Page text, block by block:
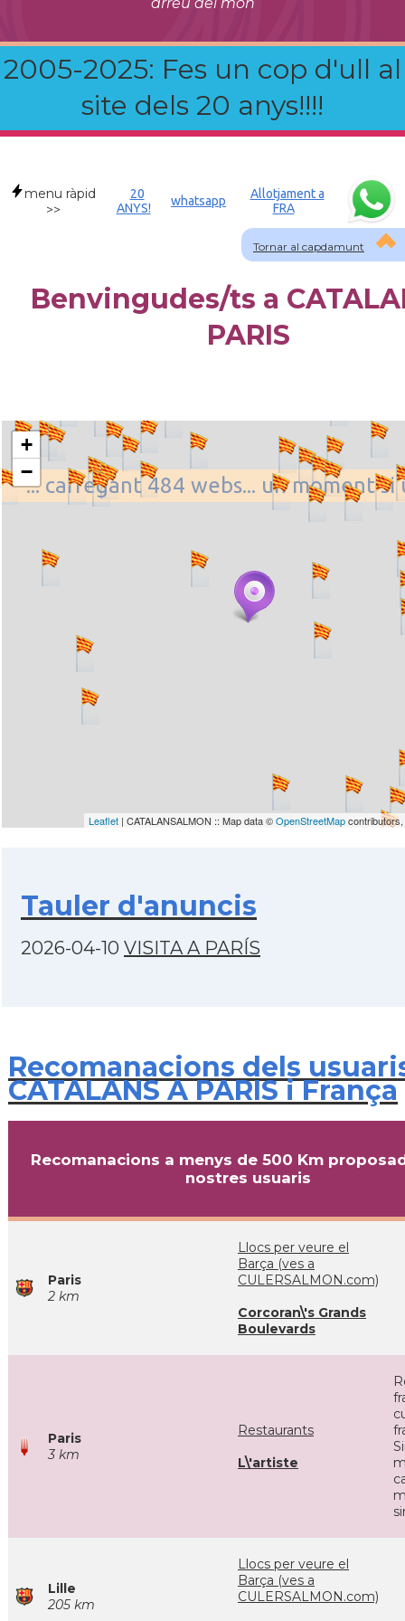
2005-2025: Fes un cop d'ull al
site dels 20 anys!!!!
Tornar al capdamunt
menu ràpid
>>
20
ANYS!
whatsapp
Allotjament a
FRA
Benvingudes/ts a
PARIS
... carregant 484 webs... un moment si
+
−
Leaflet | CATALANSALMON :: Map data ©OpenStreetMap
Tauler d'anuncis
2026-04-10 VISITA A PARÍS
Recomanacions dels
CATALANS A PARIS i França
Recomanacions a menys de 500 Km
nostres usuaris
Paris
2 km
Llocs per veure el
Barça (ves a
CULERSALMON.com)
Corcoran\'s Grands
Boulevards
Paris
3 km
Restaurants
L\'artiste
Lille
205 km
Llocs per veure el
Barça (ves a
CULERSALMON.com)